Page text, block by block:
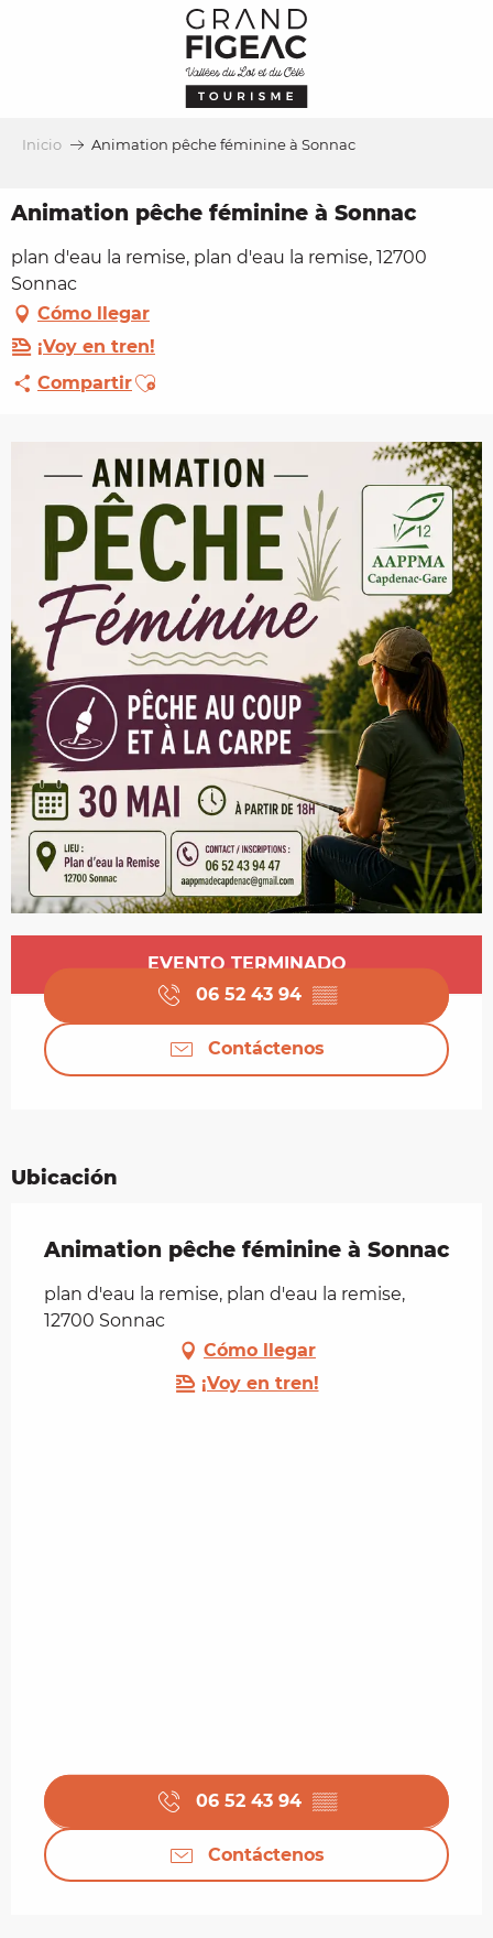
Inicio Animation pêche féminine à Sonnac
Animation pêche féminine à Sonnac
plan d'eau la remise, plan d'eau la remise, 12700
Sonnac
Cómo llegar
¡Voy en tren!
CompartirAjouter aux favoris
Horarios y datos de contacto
EVENTO TERMINADO
06 52 43 94 ▒▒
Contáctenos
Ubicación
Animation pêche féminine à Sonnac
plan d'eau la remise, plan d'eau la remise,
12700 Sonnac
Cómo llegar
¡Voy en tren!
06 52 43 94 ▒▒
Contáctenos